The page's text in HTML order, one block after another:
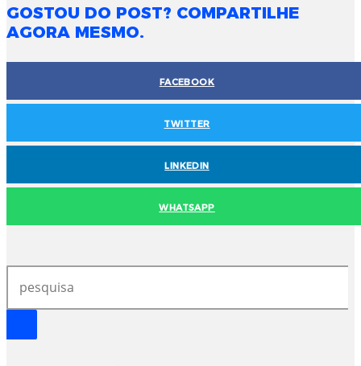
GOSTOU DO POST? COMPARTILHE
AGORA MESMO.
FACEBOOK
TWITTER
LINKEDIN
WHATSAPP